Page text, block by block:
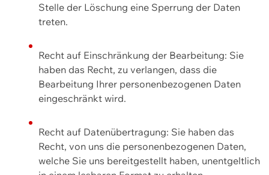
Stelle der Löschung eine Sperrung der Daten
treten.
Recht auf Einschränkung der Bearbeitung: Sie
haben das Recht, zu verlangen, dass die
Bearbeitung Ihrer personenbezogenen Daten
eingeschränkt wird.
Recht auf Datenübertragung: Sie haben das
Recht, von uns die personenbezogenen Daten,
welche Sie uns bereitgestellt haben, unentgeltlich